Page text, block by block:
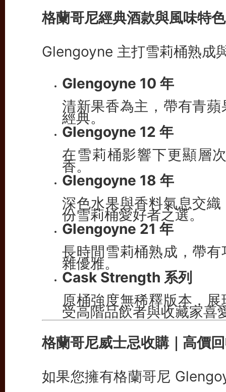
格蘭哥尼經典酒款與風味特色
Glengoyne 主打雪莉桶熟成
Glengoyne 10 年
清新果香為主，帶有青
經典。
Glengoyne 12 年
在雪莉桶影響下更顯層
香。
Glengoyne 18 年
深色水果與香料氣息交
份雪莉桶愛好者之選。
Glengoyne 21 年
長時間雪莉桶熟成，帶
雜優雅。
Cask Strength 系列
原桶強度無稀釋版本，
受高階品飲者與收藏家喜
格蘭哥尼威士忌收購｜高價
如果您擁有格蘭哥尼